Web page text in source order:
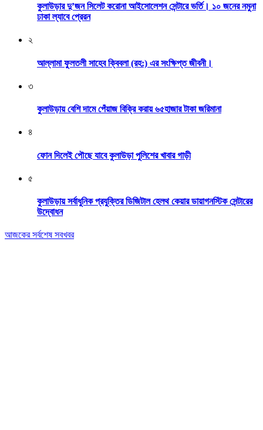
কুলাউড়ার দু’জন সিলেট করোনা আইসোলেশন সেন্টারে ভর্তি। ১০ জনের নমুনা
ঢাকা ল্যাবে প্রেরন
২
আল্লামা ফুলতলী সাহেব ক্বিবলা (রহ:) এর সংক্ষিপ্ত জীবনী।
৩
কুলাউড়ায় বেশি দামে পেঁয়াজ বিক্রি করায় ৬৫হাজার টাকা জরিমানা
৪
ফোন দিলেই পৌছে যাবে কুলাউড়া পুলিশের খাবার গাড়ী
৫
কুলাউড়ায় সর্বাধুনিক প্রযুক্তির ডিজিটাল হেলথ কেয়ার ডায়াগনস্টিক সেন্টারের
উদ্বোধন
আজকের সর্বশেষ সবখবর